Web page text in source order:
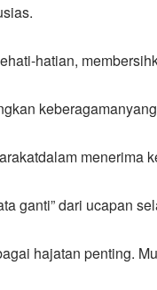
hatian,
menerima
ganti” dari ucapan
hajatan penting.